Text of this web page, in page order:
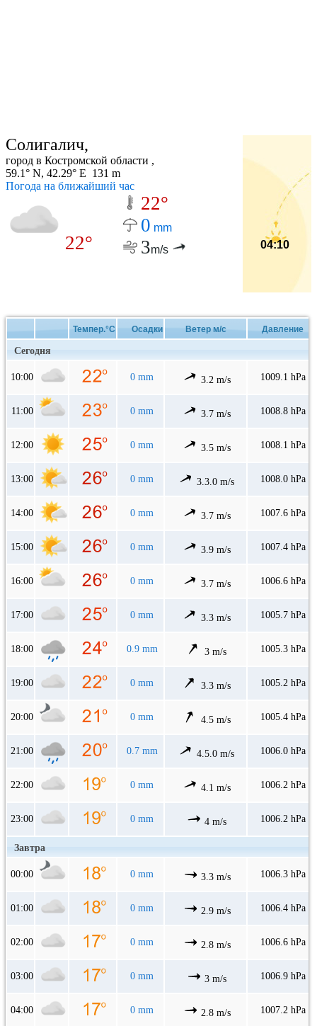
Солигалич,
город в Костромской области ,
59.1° N, 42.29° E 131 m
Погода на ближайший час
22°
22°
0 mm
3m/s 04:10
Темпер.°C Осадки Ветер м/с Давление
Сегодня
10:00 0 mm 3.2 m/s 1009.1 hPa
11:00 0 mm 3.7 m/s 1008.8 hPa
12:00 0 mm 3.5 m/s 1008.1 hPa
13:00 0 mm 3.3.0 m/s 1008.0 hPa
14:00 0 mm 3.7 m/s 1007.6 hPa
15:00 0 mm 3.9 m/s 1007.4 hPa
16:00 0 mm 3.7 m/s 1006.6 hPa
17:00 0 mm 3.3 m/s 1005.7 hPa
18:00 0.9 mm 3 m/s 1005.3 hPa
19:00 0 mm 3.3 m/s 1005.2 hPa
20:00 0 mm 4.5 m/s 1005.4 hPa
21:00 0.7 mm 4.5.0 m/s 1006.0 hPa
22:00 0 mm 4.1 m/s 1006.2 hPa
23:00 0 mm 4 m/s 1006.2 hPa
Завтра
00:00 0 mm 3.3 m/s 1006.3 hPa
01:00 0 mm 2.9 m/s 1006.4 hPa
02:00 0 mm 2.8 m/s 1006.6 hPa
03:00 0 mm 3 m/s 1006.9 hPa
04:00 0 mm 2.8 m/s 1007.2 hPa